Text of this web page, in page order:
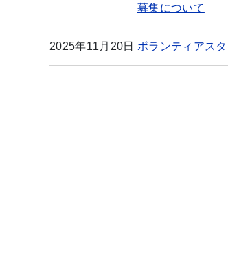
募集について
2025年11月20日 ボランティアス